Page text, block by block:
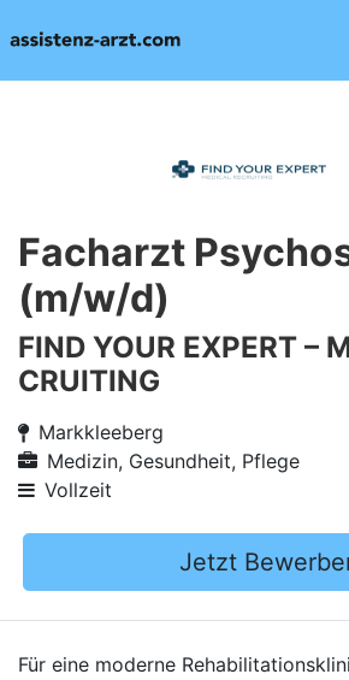
Facharzt
(m/w/d)
FIND YOUR EXPERT –
CRUITING
Markkleeberg
Medizin, Gesundheit, Pflege
Vollzeit
Jetzt
Für eine moderne